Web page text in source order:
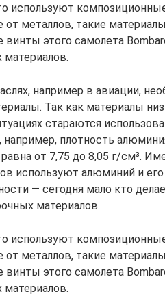
используют
от металлов, такие
этого самолета
например в авиации,
Так как материалы
стараются
например, плотность
от 7,75 до 8,05 г/см³.
используют алюминий и
— сегодня мало кто
материалов.
используют
от металлов, такие
этого самолета